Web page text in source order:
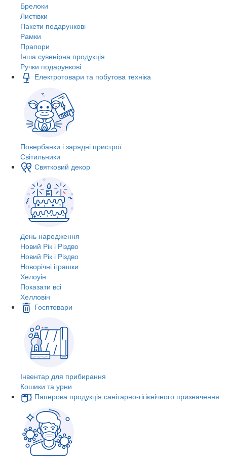
Брелоки
Листівки
Пакети подарункові
Рамки
Прапори
Інша сувенірна продукція
Ручки подарункові
Електротовари та побутова техніка
Повербанки і зарядні пристрої
Світильники
Святковий декор
День народження
Новий Рік і Різдво
Новий Рік і Різдво
Новорічні іграшки
Хелоуін
Показати всі
Хелловін
Госптовари
Інвентар для прибирання
Кошики та урни
Паперова продукція санітарно-гігієнічного призначення